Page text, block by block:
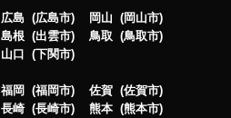
広島 広島市 岡山
岡山市
島根
出雲市 鳥取
鳥取市
山口
下関市
福岡 福岡市 佐賀
佐賀市
長崎
長崎市 熊本
熊本市